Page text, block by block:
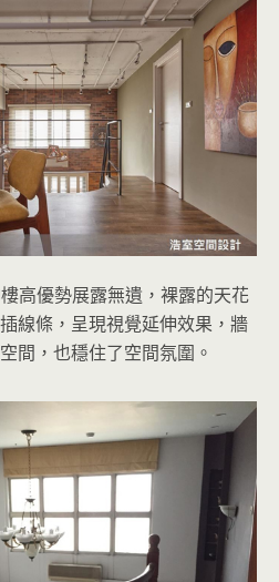
高優勢展露無遺，裸露的天花
線條，呈現視覺延伸效果，牆
間，也穩住了空間氛圍。